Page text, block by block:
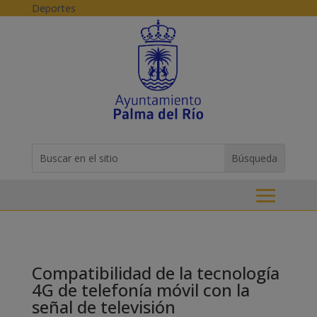
Skip to content
Deportes
for...
Compatibilidad de la tecnología
4G de telefonía móvil con la
señal de televisión